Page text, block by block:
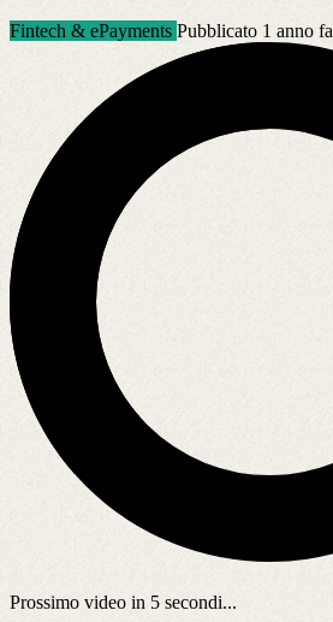
Fintech & ePayments Pubblicato 1 anno fa
Prossimo video in 5 secondi...